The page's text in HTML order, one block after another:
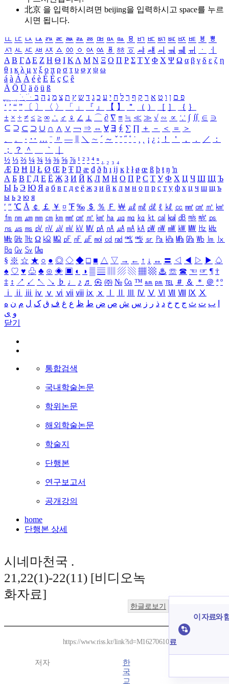
北京 을 입력하시려면 beijing을 입력하시고 space를 누르
시면 됩니다.
ㅥ ㅦ ㅧ ㅨ ㅩ ㅪ ㅫ ㅬ ㅭ ㅮ ㅯ ㅰ ㅱ ㅲ ㅳ ㅴ ㅵ ㅶ ㅷ ㅸ
ㅹ
ㅺ ㅻ ㅼ ㅽ ㅾ ㅿ ㆀ ㆁ ㆂ ㆃ ㆄ ㆅ ㆆ ㆇ ㆈ ㆉ ㆊ ㆋ ㆌ ㆍ
ㆎ
Α Β ΓΔ Ε Ζ Η Θ Ι ΚΛ Μ Ν Ξ Ο Π Ρ Σ ΤΥ Φ Χ Ψ Ω α β γ δ ε ζ η
θ ι κ λ μ ν ξ ο π ρ σ τ υ φ χ ψ ω
á à Á À é è É È ç Ç ê
Ä Ö Ü ä ö ü ß
ִֶֹ ֻּ ׁׂ פ ם ן ו ט א ר ק ף ך ל ח י ע כ ג ד ש ץ ת צ מ נ ה ב
‘ ’ “ ” 〔 〕 〈 〉 「 」 『 』 【 】 ＂ （ ） ［ ］ ｛ ｝
± × ÷ ≠ ≤ ≥ ∞ ∴ ♂ ♀ ∠ ⊥ ⌒ ∂ ∇ ≡ ≒ ≪ ≫ √ ∽ ∝ ∵ ∫ ∬ ∈ ∋
⊆ ⊇ ⊂ ⊃ ∪ ∩ ∧ ∨ ￢ ⇒ ⇔ ∀ ∃ ∮ ∑ ∏ ＋ － ＜ ＝
＞
、
。 · ‥ … ¨ 〃 ― ＼ ∼ ´ ～ ˇ ˘ ˝ ˚ ˙ ¸ ¡ ¿ ː ！ ＇ ， ． ／
：
；
？ ＾ ｀
½ ⅓ ⅔ ¼ ¾ ⅛ ⅜ ⅝ ⅞ ¹ ² ³ ⁴ ⁿ ₁ ₂ ₃ ₄
Æ Ð Ħ Ĳ Ł Ø Œ Þ Ŧ Ŋ æ đ ð ħ ı ĳ ĸ ŀ ł ø œ ß þ ŧ ŋ ŉ
А Б В Г Д Е Ё Ж З И Й К Л М Н О П Р С Т У Ф Х Ц Ч Ш Щ Ъ
Ы Ь Э Ю Я а б в г д е ё ж з и й к л м н о п р с т у ф х ц ч ш щ ъ
ы ь э ю я
′ ″ ℃ Å ￠ ￡ ￥ ¤ ℉ ‰ ＄ ％ Ｆ ￦ ㎕ ㎖ ㎗ ℓ ㎘ ㏄ ㎣ ㎤ ㎥ ㎦
㎙ ㎚ ㎛ ㎜ ㎝ ㎞ ㎟ ㎠ ㎡ ㎢ ㏊ ㎍ ㎎ ㎏ ㏏ ㎈ ㎉ ㏈ ㎧ ㎨ ㎰
㎱ ㎲ ㎳ ㎴ ㎵ ㎶ ㎷ ㎸ ㎹ ㎀ ㎁ ㎂ ㎃ ㎄ ㎺ ㎻ ㎽ ㎾ ㎿ ㎐ ㎑
㎒ ㎓ ㎔ Ω ㏀ ㏁ ㎊ ㎋ ㎌ ㏖ ㏅ ㎭ ㎮ ㎯ ㏛ ㎩ ㎪ ㎫ ㎬ ㏝ ㏐
㏓
㏃ ㏉ ㏜ ㏆
§ ※ ☆ ★ ○ ● ◎ ◇ ◆ □ ■ △ ▽ → ← ↑ ↓ ↔ 〓 ◁ ◀ ▷ ▶ ♤
♠ ♡ ♥ ♧ ♣ ⊙ ◈ ▣ ◐ ◑ ▒ ▤ ▨ ▧ ▦ ▩ ♨ ☏ ☎ ☜ ☞ ¶ †
‡ ↕ ↗ ↙ ↖ ↘ ♭ ♩ ♪ ♬ ㉿ ㈜ № ㏇ ™ ㏂ ㏘ ℡ ＃ ＆ ＊ ＠ ª º
ⅰ
ⅱ ⅲ ⅳ ⅴ ⅵ ⅶ ⅷ ⅸ ⅹ Ⅳ Ⅴ Ⅵ Ⅶ Ⅷ Ⅸ Ⅹ
ب ت ث ج ح خ د ذ ر ز س ش ص ض ط ظ ع غ ف ق ک ل م ن ه
و ی
닫기
통합검색
국내학술논문
학위논문
해외학술논문
학술지
단행본
연구보고서
공개강의
home
단행본 상세
시네마천국 .
21,22(1)-22(11) [비디오녹
화자료]
한글로보기
https://www.riss.kr/link?id=M16270610
저자
한
국
교
이 자료와
료